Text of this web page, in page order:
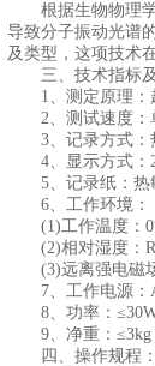
根据生物物理学
导致分子振动光谱
及类型，这项技术
三、技术指标及
1、测定原理：
2、测试速度：单
3、记录方式：
4、显示方式：
5、记录纸：热
6、工作环境：
(1)工作温度：
(2)相对湿度：
(3)远离强电磁场
7、工作电源：
8、功率：
9、净重：≤3kg
四、操作规程